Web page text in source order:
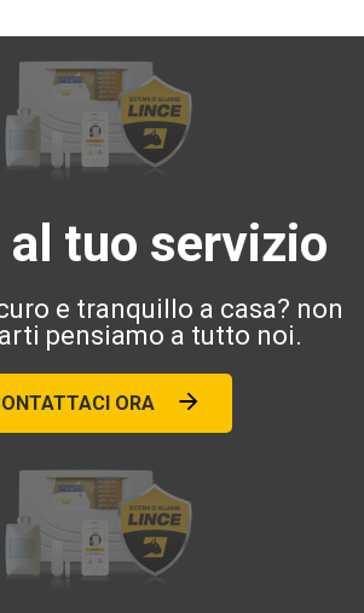
al tuo servizio
e tranquillo a casa? non
pensiamo a tutto noi.
ORA